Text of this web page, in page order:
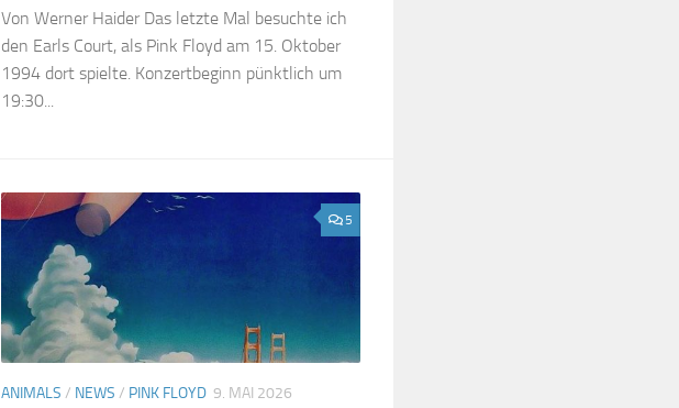
Von Werner Haider Das letzte Mal besuchte ich
den Earls Court, als Pink Floyd am 15. Oktober
1994 dort spielte. Konzertbeginn pünktlich um
19:30...
5
ANIMALS / NEWS / PINK FLOYD 9. MAI 2026